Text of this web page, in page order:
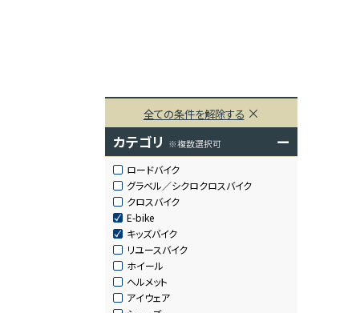
全ての条件を解除する
カテゴリ ※複数選択可 ー
ロードバイク
グラベル／シクロクロスバイク
クロスバイク
E-bike
キッズバイク
リユースバイク
ホイール
ヘルメット
アイウェア